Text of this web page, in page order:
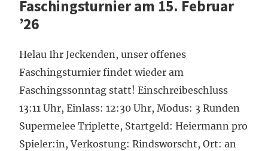
Faschingsturnier am 15. Februar
’26
Helau Ihr Jeckenden, unser offenes
Faschingsturnier findet wieder am
Faschingssonntag statt! Einschreibeschluss
13:11 Uhr, Einlass: 12:30 Uhr, Modus: 3 Runden
Supermelee Triplette, Startgeld: Heiermann pro
Spieler:in, Verkostung: Rindsworscht, Ort: an